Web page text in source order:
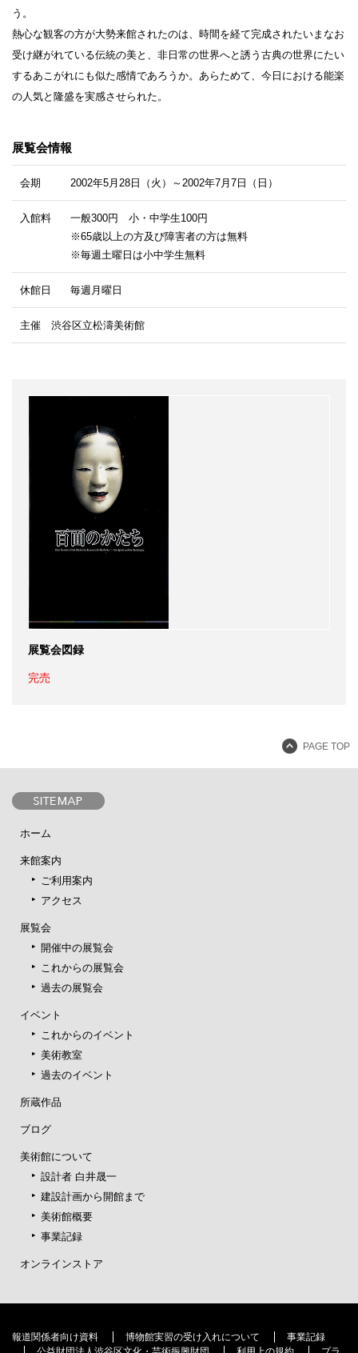
う。
熱心な観客の方が大勢来館されたのは、時間を経て完成されたいまなお
受け継がれている伝統の美と、非日常の世界へと誘う古典の世界にたい
するあこがれにも似た感情であろうか。あらためて、今日における能楽
の人気と隆盛を実感させられた。
展覧会情報
会期 2002年5月28日（火）～2002年7月7日（日）
入館料
一般300円 小・中学生100円
※65歳以上の方及び障害者の方は無料
※毎週土曜日は小中学生無料
休館日 毎週月曜日
主催 渋谷区立松濤美術館
展覧会図録
完売
PAGE TOP
ホーム
来館案内
ご利用案内
アクセス
展覧会
開催中の展覧会
これからの展覧会
過去の展覧会
イベント
これからのイベント
美術教室
過去のイベント
所蔵作品
ブログ
美術館について
設計者 白井晟一
建設計画から開館まで
美術館概要
事業記録
オンラインストア
報道関係者向け資料 博物館実習の受け入れについて
事業記録